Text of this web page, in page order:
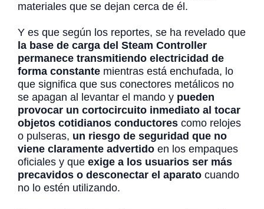
materiales que se dejan cerca de él.
Y es que según los reportes, se ha revelado que
la base de carga del Steam Controller
permanece transmitiendo electricidad de
forma constante mientras está enchufada, lo
que significa que sus conectores metálicos no
se apagan al levantar el mando y pueden
provocar un cortocircuito inmediato al tocar
objetos cotidianos conductores como relojes
o pulseras, un riesgo de seguridad que no
viene claramente advertido en los empaques
oficiales y que exige a los usuarios ser más
precavidos o desconectar el aparato cuando
no lo estén utilizando.